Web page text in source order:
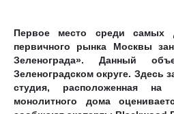
Первое место среди самых
первичного рынка Москвы
Зеленограда». Данный
Зеленоградском округе. Здесь
студия, расположенная на
монолитного дома